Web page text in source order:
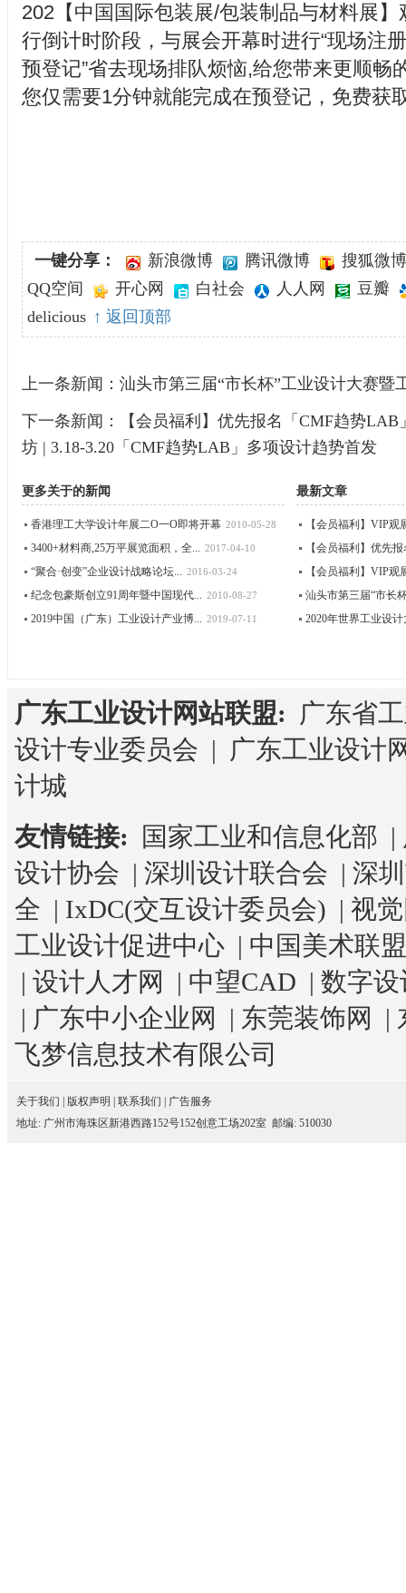
202【中国国际包装展/包装制品与材料展】
行倒计时阶段，与展会开幕时进行“现场注
预登记”省去现场排队烦恼,给您带来更顺畅
您仅需要1分钟就能完成在预登记，免费获
一键分享： 新浪微博 腾讯微博
搜狐微博
QQ空间
开心网 白社会 人人网
豆瓣
delicious ↑ 返回顶部
上一条新闻： 汕头市第三届“市长杯”工业设计大赛暨
下一条新闻：
【会员福利】优先报名「CMF趋势
坊 | 3.18-3.20「CMF趋势LAB」多项设计趋势首发
更多关于的新闻
香港理工大学设计年展二O一O即将开幕 2010-05-28
3400+材料商,25万平展览面积，全... 2017-04-10
“聚合·创变”企业设计战略论坛... 2016-03-24
纪念包豪斯创立91周年暨中国现代... 2010-08-27
2019中国（广东）工业设计产业博... 2019-07-11
最新文章
【会员福利】VIP观
【会员福利】优先
【会员福利】VIP观
汕头市第三届“市长
2020年世界工业设
广东工业设计网站联盟: 广东省
设计专业委员会|广东工业设计
计城
友情链接: 国家工业和信息化部|
设计协会|深圳设计联合会|深
全|IxDC(交互设计委员会)|视
工业设计促进中心|中国美术联盟
|设计人才网|中望CAD|数字
|广东中小企业网|东莞装饰网|
飞梦信息技术有限公司
关于我们 版权声明 联系我们
广告服务
地址: 广州市海珠区新港西路152号152创意工场202室 邮编: 510030